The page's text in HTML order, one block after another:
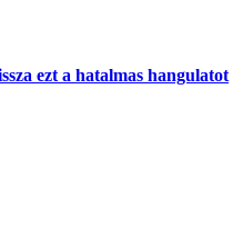
ezt a hatalmas hangulatot